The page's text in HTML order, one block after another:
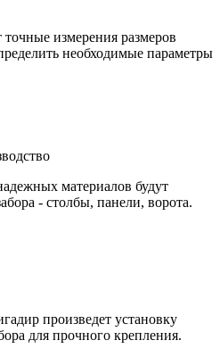
измерения размеров
необходимые параметры
материалов будут
- столбы, панели, ворота.
произведет установку
для прочного крепления.